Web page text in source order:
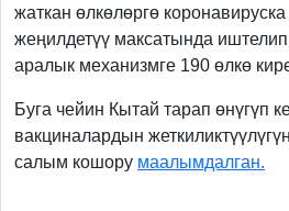
жаткан өлкөлөргө
жеңилдетүү максатында
аралык механизмге 190 өлкө
Буга чейин Кытай тарап өнүгүп
вакциналардын
салым кошору маалымдалган.